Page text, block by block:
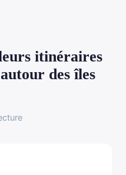
itinéraires
des îles